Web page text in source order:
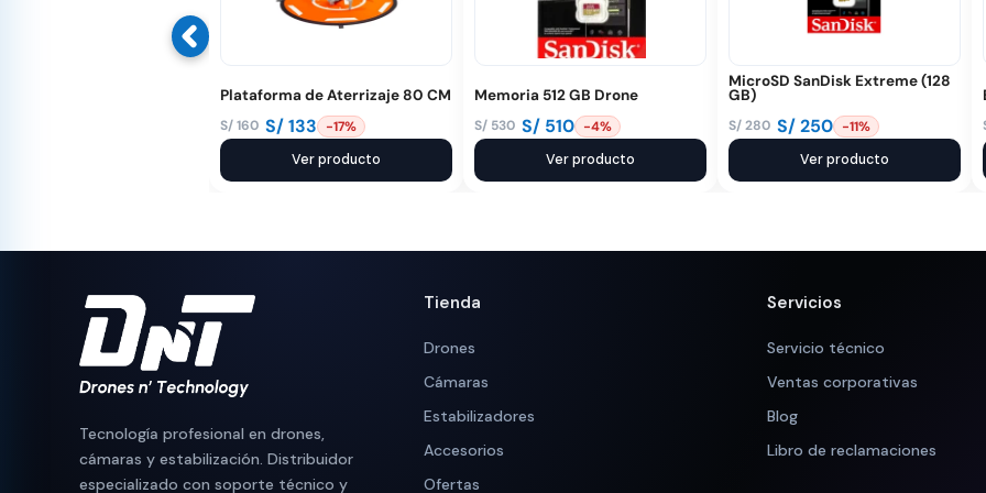
Plataforma de Aterrizaje 80 CM
S/160
El
original
S/133
El
actual
-17%
Ver producto
Memoria 512 GB Drone
S/ 530
El
original
S/ 510
El
actual
-4%
Ver producto
MicroSD SanDisk Extreme (128
GB)
S/280
El
original
S/250
El
actual
-11%
Ver producto
Tecnología profesional en drones,
cámaras y estabilización. Distribuidor
especializado con soporte técnico y
Tienda
Drones
Cámaras
Estabilizadores
Accesorios
Ofertas
Servicios
Servicio técnico
Ventas corporativas
Blog
Libro de reclamaciones